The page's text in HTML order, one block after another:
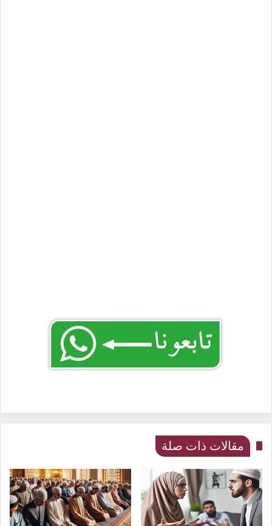
مقالات ذات صلة